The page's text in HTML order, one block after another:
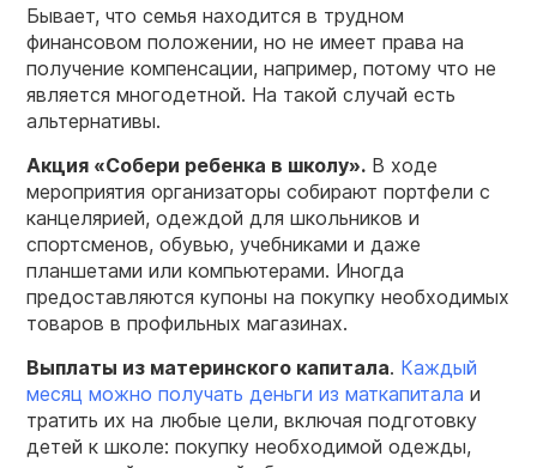
Бывает, что семья находится в трудном
финансовом положении, но не имеет права на
получение компенсации, например, потому что не
является многодетной. На такой случай есть
альтернативы.
Акция «Собери ребенка в школу». В ходе
мероприятия организаторы собирают портфели с
канцелярией, одеждой для школьников и
спортсменов, обувью, учебниками и даже
планшетами или компьютерами. Иногда
предоставляются купоны на покупку необходимых
товаров в профильных магазинах.
Выплаты из материнского капитала. Каждый
месяц можно получать деньги из маткапитала и
тратить их на любые цели, включая подготовку
детей к школе: покупку необходимой одежды,